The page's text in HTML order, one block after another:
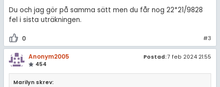
Du och jag gör på samma sätt men du får nog 22*21/9828
fel i sista uträkningen.
0 #3
Anonym2005
454
Postad:7 feb 2024 21:55
Marilyn skrev: